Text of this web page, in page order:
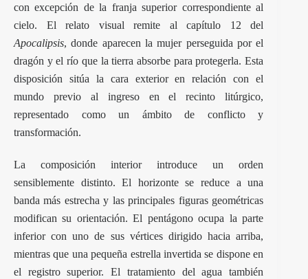
con excepción de la franja superior correspondiente al
cielo. El relato visual remite al capítulo 12 del
Apocalipsis, donde aparecen la mujer perseguida por el
dragón y el río que la tierra absorbe para protegerla. Esta
disposición sitúa la cara exterior en relación con el
mundo previo al ingreso en el recinto litúrgico,
representado como un ámbito de conflicto y
transformación.
La composición interior introduce un orden
sensiblemente distinto. El horizonte se reduce a una
banda más estrecha y las principales figuras geométricas
modifican su orientación. El pentágono ocupa la parte
inferior con uno de sus vértices dirigido hacia arriba,
mientras que una pequeña estrella invertida se dispone en
el registro superior. El tratamiento del agua también